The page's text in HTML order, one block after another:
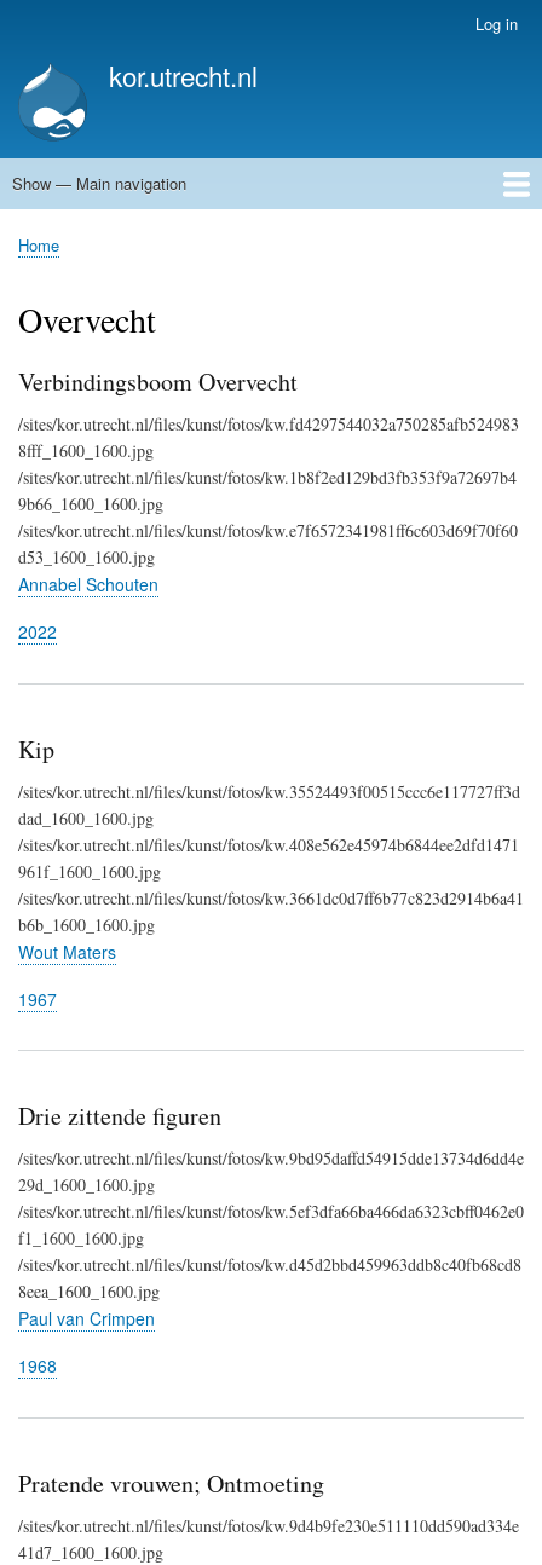
account
menu
Log in
kor.utrecht.nl
Main
Show — Main navigation
Home
Kunstwerken
Actueel
Routes
Breadcrumb
Home
Overvecht
Verbindingsboom Overvecht
/sites/kor.utrecht.nl/files/kunst/fotos/kw.fd4297544032a750285afb524983
8fff_1600_1600.jpg
/sites/kor.utrecht.nl/files/kunst/fotos/kw.1b8f2ed129bd3fb353f9a72697b4
9b66_1600_1600.jpg
/sites/kor.utrecht.nl/files/kunst/fotos/kw.e7f6572341981ff6c603d69f70f60
d53_1600_1600.jpg
Annabel Schouten
2022
Kip
/sites/kor.utrecht.nl/files/kunst/fotos/kw.35524493f00515ccc6e117727ff3d
dad_1600_1600.jpg
/sites/kor.utrecht.nl/files/kunst/fotos/kw.408e562e45974b6844ee2dfd1471
961f_1600_1600.jpg
/sites/kor.utrecht.nl/files/kunst/fotos/kw.3661dc0d7ff6b77c823d2914b6a41
b6b_1600_1600.jpg
Wout Maters
1967
Drie zittende figuren
/sites/kor.utrecht.nl/files/kunst/fotos/kw.9bd95daffd54915dde13734d6dd4e
29d_1600_1600.jpg
/sites/kor.utrecht.nl/files/kunst/fotos/kw.5ef3dfa66ba466da6323cbff0462e0
f1_1600_1600.jpg
/sites/kor.utrecht.nl/files/kunst/fotos/kw.d45d2bbd459963ddb8c40fb68cd8
8eea_1600_1600.jpg
Paul van Crimpen
1968
Pratende vrouwen; Ontmoeting
/sites/kor.utrecht.nl/files/kunst/fotos/kw.9d4b9fe230e511110dd590ad334e
41d7_1600_1600.jpg